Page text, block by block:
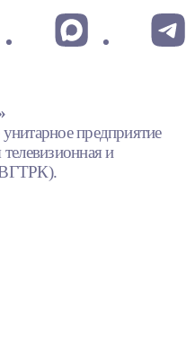
предприятие
телевизионная и